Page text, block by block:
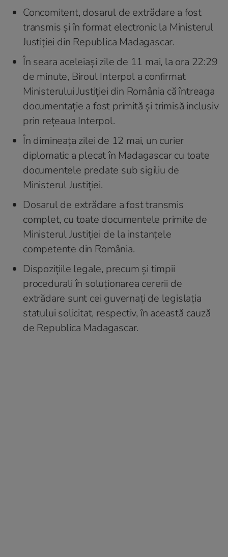
Concomitent, dosarul de extrădare a fost
transmis și în format electronic la Ministerul
Justiției din Republica Madagascar.
În seara aceleiași zile de 11 mai, la ora 22:29
de minute, Biroul Interpol a confirmat
Ministerului Justiției din România că întreaga
documentație a fost primită și trimisă inclusiv
prin rețeaua Interpol.
În dimineața zilei de 12 mai, un curier
diplomatic a plecat în Madagascar cu toate
documentele predate sub sigiliu de
Ministerul Justiției.
Dosarul de extrădare a fost transmis
complet, cu toate documentele primite de
Ministerul Justiției de la instanțele
competente din România.
Dispozițiile legale, precum și timpii
procedurali în soluționarea cererii de
extrădare sunt cei guvernați de legislația
statului solicitat, respectiv, în această cauză
de Republica Madagascar.